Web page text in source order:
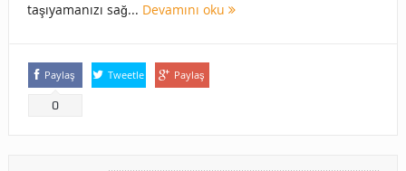
taşıyamanızı sağ... Devamını oku
Paylaş
0
Tweetle Paylaş